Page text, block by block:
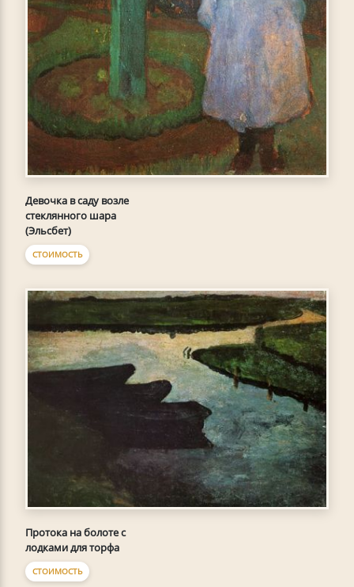
Девочка в саду возле
стеклянного шара
(Эльсбет)
СТОИМОСТЬ
Протока на болоте с
лодками для торфа
СТОИМОСТЬ